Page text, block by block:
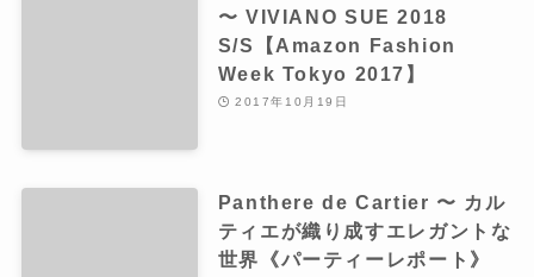
〜 VIVIANO SUE 2018
S/S【Amazon Fashion
Week Tokyo 2017】
2017年10月19日
Panthere de Cartier 〜 カル
ティエが織り成すエレガントな
世界《パーティーレポート》